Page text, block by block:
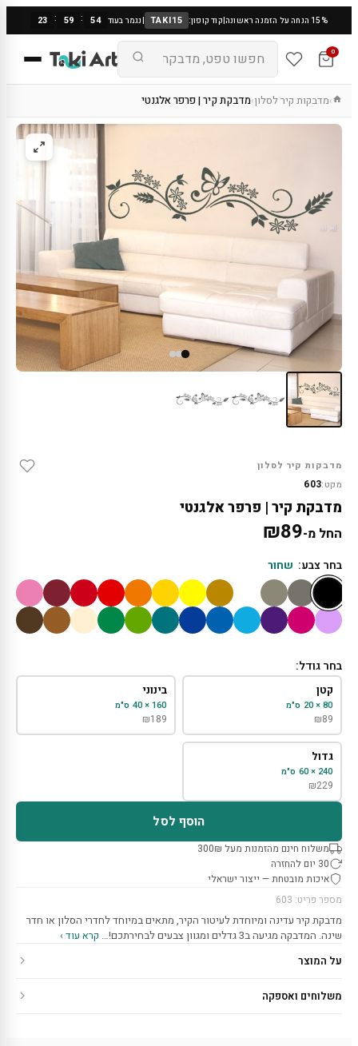
15% הנחה על הזמנה ראשונה |קוד קופון: TAKI15
|נגמר בעוד 23 : 59 : 53
0
›מדבקות קיר לסלון›מדבקת קיר | פרפר אלגנטי
מדבקות קיר לסלון
מקט:603
מדבקת קיר | פרפר אלגנטי
החל מ- ₪89
בחר צבע: שחור
בחר גודל:
קטן
80 × 20 ס"מ
₪89
בינוני
160 × 40 ס"מ
₪189
גדול
240 × 60 ס"מ
₪229
הוסף לסל
משלוח חינם מהזמנות מעל 300₪
30 יום להחזרה
איכות מובטחת — ייצור ישראלי
מספר פריט: 603
מדבקת קיר עדינה ומיוחדת לעיטור הקיר, מתאים במיוחד לחדרי הסלון או חדר
שינה. המדבקה מגיעה ב3 גדלים ומגוון צבעים לבחירתכם!…
קרא עוד ›
על המוצר
משלוחים ואספקה